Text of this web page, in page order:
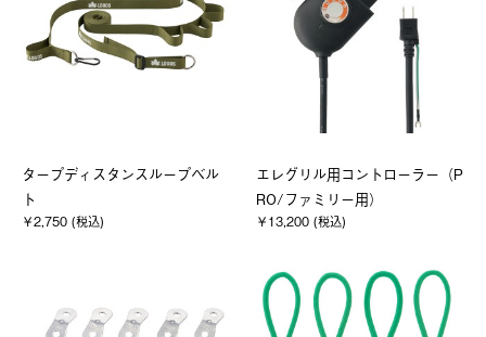
タープディスタンスループベル
ト
￥2,750 (税込)
エレグリル用コントローラー（P
RO/ファミリー用）
￥13,200 (税込)